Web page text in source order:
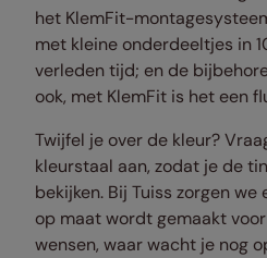
het KlemFit-
met kleine onderdeeltjes in
verleden tijd; en de
ook, met KlemFit is het een
Twijfel je over de kleur?
kleurstaal aan, zodat je de
bekijken. Bij Tuiss zorgen
op maat wordt gemaakt
wensen, waar wacht je nog